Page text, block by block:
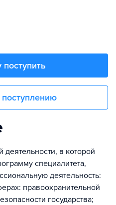
поступить
поступлению
в которой
специалитета,
деятельность:
правоохранительной
государства;